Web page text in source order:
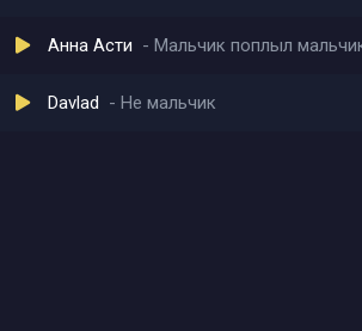
Анна Асти Мальчик поплыл
Davlad Не мальчик